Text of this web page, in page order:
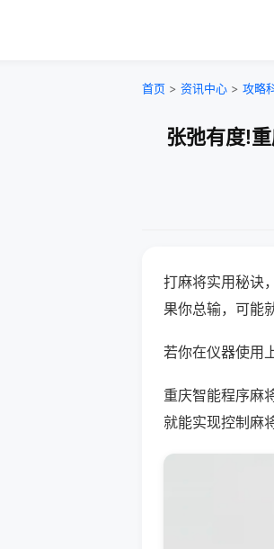
首页 > 资讯中心 > 攻略
张弛有度!
打麻将实用秘诀
果你总输，可能
若你在仪器使用
重庆智能程序麻
就能实现控制麻